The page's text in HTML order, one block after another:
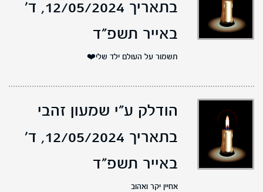
בתאריך 12/05/2024,
ד'
באייר תשפ"ד
תשמור על העולם ילד שלי❤️
הודלק ע"י שמעון זהבי
בתאריך 12/05/2024,
ד'
באייר תשפ"ד
אחיין יקר ואהוב